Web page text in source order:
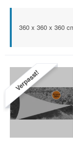
360 x 360 x 360
Verpasst!